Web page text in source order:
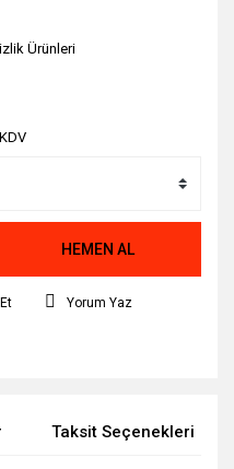
Ürünleri
HEMEN AL
Yorum Yaz
Taksit Seçenekleri